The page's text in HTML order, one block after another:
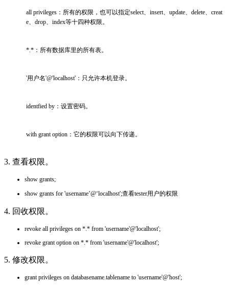
all privileges：所有的权限，也可以指定select、insert、update、delete、creat
e、drop、index等十四种权限。
*.*：所有数据库里的所有表。
'用户名'@'localhost'：只允许本机登录。
identfied by：设置密码。
with grant option：它的权限可以向下传递。
3. 查看权限。
show grants;
show grants for 'username’@‘localhost';查看tester用户的权限
4. 回收权限。
revoke all privileges on *.* from 'username'@'localhost';
revoke grant option on *.* from 'username'@'localhost';
5. 修改权限。
grant privileges on databasename.tablename to 'username'@'host';